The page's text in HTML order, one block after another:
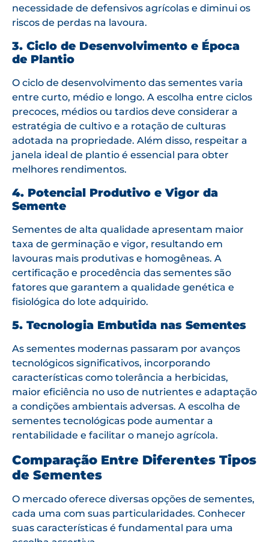
necessidade de defensivos agrícolas e diminui os
riscos de perdas na lavoura.
3. Ciclo de Desenvolvimento e Época
de Plantio
O ciclo de desenvolvimento das sementes varia
entre curto, médio e longo. A escolha entre ciclos
precoces, médios ou tardios deve considerar a
estratégia de cultivo e a rotação de culturas
adotada na propriedade. Além disso, respeitar a
janela ideal de plantio é essencial para obter
melhores rendimentos.
4. Potencial Produtivo e Vigor da
Semente
Sementes de alta qualidade apresentam maior
taxa de germinação e vigor, resultando em
lavouras mais produtivas e homogêneas. A
certificação e procedência das sementes são
fatores que garantem a qualidade genética e
fisiológica do lote adquirido.
5. Tecnologia Embutida nas Sementes
As sementes modernas passaram por avanços
tecnológicos significativos, incorporando
características como tolerância a herbicidas,
maior eficiência no uso de nutrientes e adaptação
a condições ambientais adversas. A escolha de
sementes tecnológicas pode aumentar a
rentabilidade e facilitar o manejo agrícola.
Comparação Entre Diferentes Tipos
de Sementes
O mercado oferece diversas opções de sementes,
cada uma com suas particularidades. Conhecer
suas características é fundamental para uma